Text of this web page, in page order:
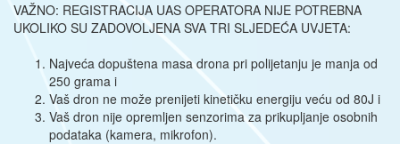
VAŽNO: REGISTRACIJA UAS OPERATORA NIJE POTREBNA
UKOLIKO SU ZADOVOLJENA SVA TRI SLJEDEĆA UVJETA:
Najveća dopuštena masa drona pri polijetanju je manja od
250 grama i
Vaš dron ne može prenijeti kinetičku energiju veću od 80J i
Vaš dron nije opremljen senzorima za prikupljanje osobnih
podataka (kamera, mikrofon).